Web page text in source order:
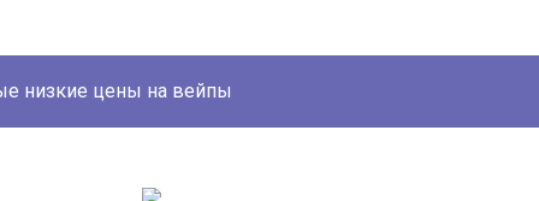
низкие цены на вейпы